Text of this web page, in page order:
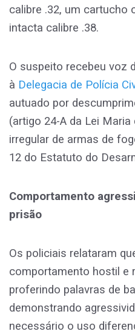
calibre .32, um cartucho
intacta calibre .38.
O suspeito recebeu voz
à Delegacia de Polícia
autuado por
(artigo 24-A da Lei
irregular de armas de
12 do Estatuto do
Comportamento
prisão
Os policiais relataram
comportamento hostil e
proferindo palavras de
demonstrando
necessário o uso